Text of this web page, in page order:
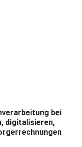
bei
digitalisieren,